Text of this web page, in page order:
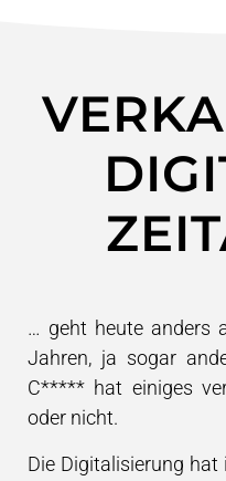
… geht heute anders
Jahren, ja sogar
C***** hat einiges
oder nicht.
Die Digitalisierung